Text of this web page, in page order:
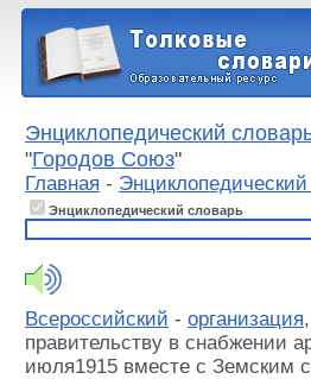
Энциклопедический
"Городов Союз"
Главная -
Энциклопедический словарь
Всероссийский - организация
правительству в снабжении
июля1915 вместе с Земским